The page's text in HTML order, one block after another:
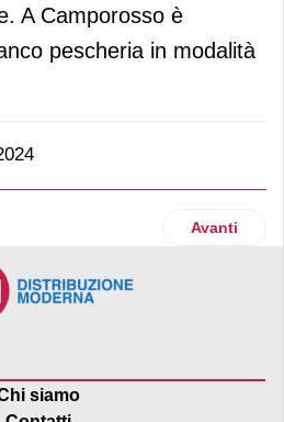
A Camporosso è
pescheria in modalità
Whirlpool un nuovo frigorifero
Articolo
Avanti
siamo